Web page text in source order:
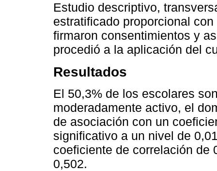
Estudio descriptivo,
estratificado proporcional
firmaron consentimientos y
procedió a la aplicación del
Resultados
El 50,3% de los escolares
moderadamente activo, el
de asociación con un
significativo a un nivel de
coeficiente de correlación de
0,502.